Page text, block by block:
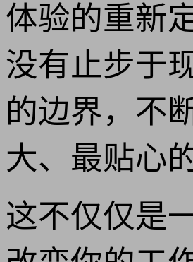
体验的重新
没有止步于
的边界，不
大、最贴心
这不仅仅是